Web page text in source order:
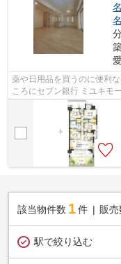
薬や日用品を買うのに便利
ころにセブン銀行 ミユキモ
あり、綺麗な中古マンション
該当物件数 1件 販売
駅で絞り込む